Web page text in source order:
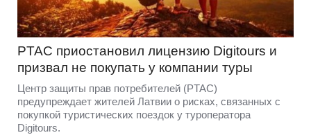
PTAC приостановил лицензию Digitours и
призвал не покупать у компании туры
Центр защиты прав потребителей (PTAC)
предупреждает жителей Латвии о рисках, связанных с
покупкой туристических поездок у туроператора
Digitours.